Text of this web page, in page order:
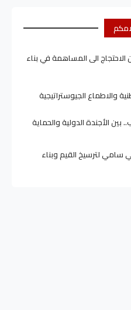
الى المساهمة في بناء
والاطماع الجيوستراتيجية
الأجندة الدولية والحماية
لترسيخ القيم وبناء